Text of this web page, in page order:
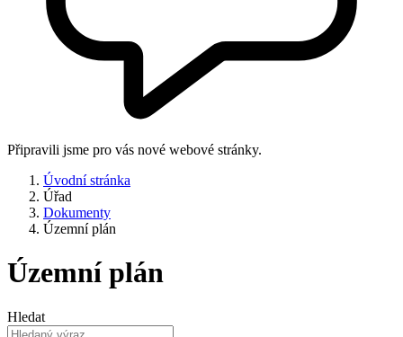
Připravili jsme pro vás nové webové stránky.
Úvodní stránka
Úřad
Dokumenty
Územní plán
Územní plán
Hledat